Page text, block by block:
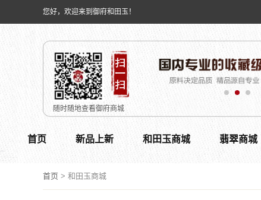
您好，欢迎来到御府和田玉！
随时随地查看御府商城
首页 新品上新 和田玉商城 翡翠商城
首页 > 和田玉商城